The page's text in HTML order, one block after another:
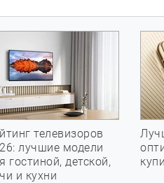
телевизоров
лучшие модели
гостиной, детской,
и кухни